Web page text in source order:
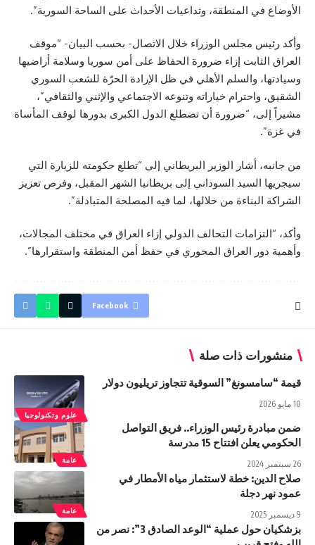
الأوضاع في المنطقة، وتداعيات الأحداث على الساحة السورية”.
وأكد رئيس مجلس الوزراء خلال الاتصال- بحسب البيان- “موقف
العراق الثابت إزاء ضرورة الحفاظ على أمن سوريا وسلامة أراضيها
وسيادتها، والسلم الأهلي في ظل الإرادة الحرّة للشعب السوري
الشقيق، واحترام خياراته وتنوعه الاجتماعي والإثني والثقافي”،
مشيراً إلى، “ضرورة أن تضطلع الدول الكبرى بدورها لوقف المأساة
في غزة”.
من جانبه، أشار الوزير البريطاني إلى “تطلع حكومته للزيارة التي
سيجريها السيد السوداني إلى بريطانيا الشهر المقبل، وفرص تعزيز
الشراكة البناءة من خلالها، لما فيه المصلحة المتبادلة”.
وأكد، “التزامات التحالف الدولي إزاء العراق في مختلف المجالات،
وأهمية دور العراق المحوري في حفظ أمن المنطقة واستقرارها”.
Facebook
منشورات ذات صلة
علوم وتكنولوجيا
قيمة “سامسونغ” السوقية تتجاوز تريليون دولار
10 مايو 2026
عامة
ضمن مبادرة رئيس الوزراء.. فريق التواصل
الحكومي يعلن افتتاح 15 مدرسة
26 سبتمبر 2024
عامة
صلاح الدين: خطة لاستثمار مياه الأمطار في
عمود نهر دجلة
9 ديسمبر 2025
بزشكيان حول عملية “الوعد الصادق 3”: نصر من